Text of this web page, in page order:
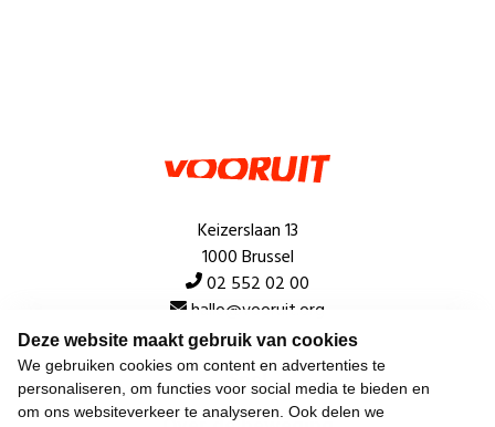
Deze website maakt gebruik van cookies
We gebruiken cookies om content en advertenties te
personaliseren, om functies voor social media te bieden en
om ons websiteverkeer te analyseren. Ook delen we
Keizerslaan 13
1000 Brussel
02 552 02 00
hallo@vooruit.org
Snel